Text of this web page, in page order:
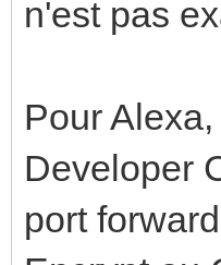
n'est pas
Pour
Developer
port